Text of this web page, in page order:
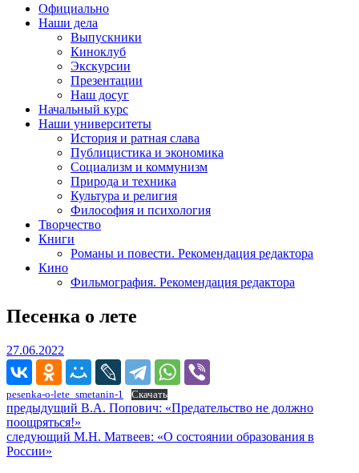
Официально
Наши дела
Выпускники
Киноклуб
Экскурсии
Презентации
Наш досуг
Начальный курс
Наши университеты
История и ратная слава
Публицистика и экономика
Социализм и коммунизм
Природа и техника
Культура и религия
Философия и психология
Творчество
Книги
Романы и повести. Рекомендация редактора
Кино
Фильмография. Рекомендация редактора
Песенка о лете
27.06.2022
pesenka-o-lete_smetanin-1 Скачать
Навигация
по
записям
предыдущий Предыдущий
В.А. Попович: «Предательство не должно
поощряться!»
следующий Следующее
М.Н. Матвеев: «О состоянии образования в
России»